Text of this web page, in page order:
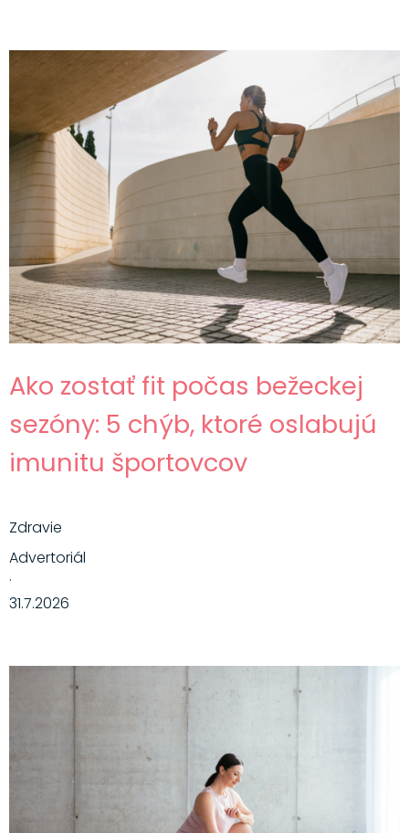
Ako zostať fit počas bežeckej
sezóny: 5 chýb, ktoré oslabujú
imunitu športovcov
Zdravie
Advertoriál
·
31.7.2026